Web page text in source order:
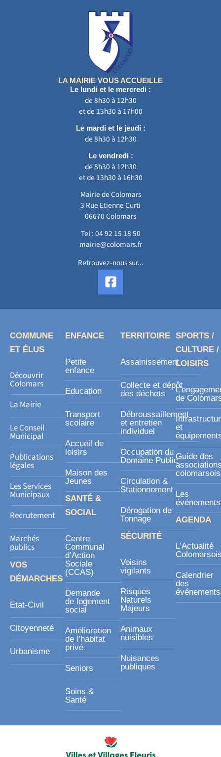
LA MAIRIE VOUS ACCUEILLE
Le lundi et le mercredi :
de 8h30 à 12h30
et de 13h30 à 17h00
Le mardi et le jeudi :
de 8h30 à 12h30
Le vendredi :
de 8h30 à 12h30
et de 13h30 à 16h30
Mairie de Colomars
3 Rue Etienne Curti
06670 Colomars
Tel :04 92 15 18 50
mairie@colomars.fr
Retrouvez-nous sur...
F
a
c
e
s
r
COMMUNE
ET ÉLUS
Découvrir
Colomars
La Mairie
Le Conseil
Municipal
Publications
légales
Les Services
Municipaux
Recrutement
Marchés
publics
VOS
DÉMARCHES
Etat-Civil
Citoyenneté
Urbanisme
ENFANCE
Petite
enfance
Education
Transport
scolaire
Accueil de
loisirs
Maison des
Jeunes
SANTÉ &
SOCIAL
Centre
Communal
d’Action
Sociale
(CCAS)
Demande
de logement
social
Amélioration
de l’habitat
privé
Seniors
Soins &
Santé
TERRITOIRE
Assainissement
Collecte et dépôt
des déchets
Débroussaillement
et entretien
individuel
Occupation du
Domaine Public
Circulation &
Stationnement
Dérogation de
Tonnage
SÉCURITÉ
Voisins
vigilants
Risques
Naturels
Majeurs
Animaux
nuisibles
Nuisances
publiques
SPORTS /
CULTURE /
LOISIRS
de
et
Guide des
Les
événements
AGENDA
L’Actualité
Calendrier
des
événements